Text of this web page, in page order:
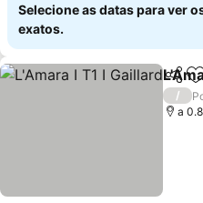
Selecione as datas para ver
exatos.
/
a